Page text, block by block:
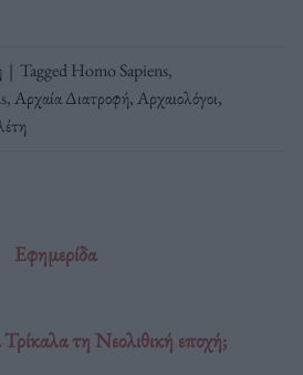
| TaggedHomo Sapiens,
,Αρχαία Διατροφή,Αρχαιολόγοι,
Εφημερίδα
τη Νεολιθική εποχή;